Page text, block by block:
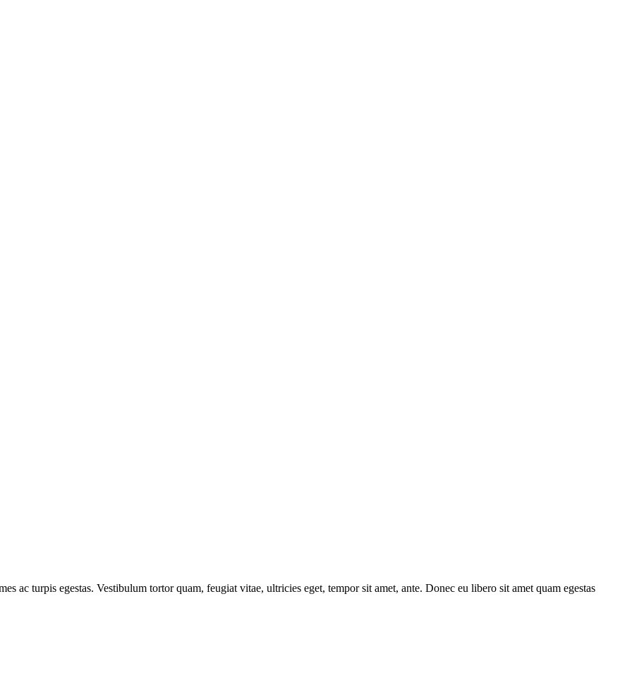
ac turpis egestas. Vestibulum tortor quam, feugiat vitae, ultricies eget, tempor sit amet, ante. Donec eu libero sit amet quam egestas